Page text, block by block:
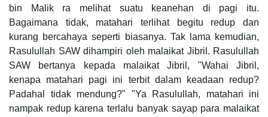
bin Malik ra melihat suatu keanehan di pagi itu.
Bagaimana tidak, matahari terlihat begitu redup dan
kurang bercahaya seperti biasanya. Tak lama kemudian,
Rasulullah SAW dihampiri oleh malaikat Jibril. Rasulullah
SAW bertanya kepada malaikat Jibril, "Wahai Jibril,
kenapa matahari pagi ini terbit dalam keadaan redup?
Padahal tidak mendung?" "Ya Rasulullah, matahari ini
nampak redup karena terlalu banyak sayap para malaikat